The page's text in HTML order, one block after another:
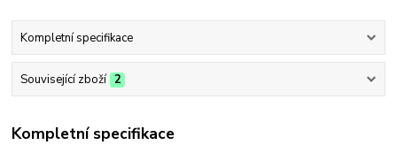
Kompletní specifikace
Související zboží 2
Kompletní specifikace